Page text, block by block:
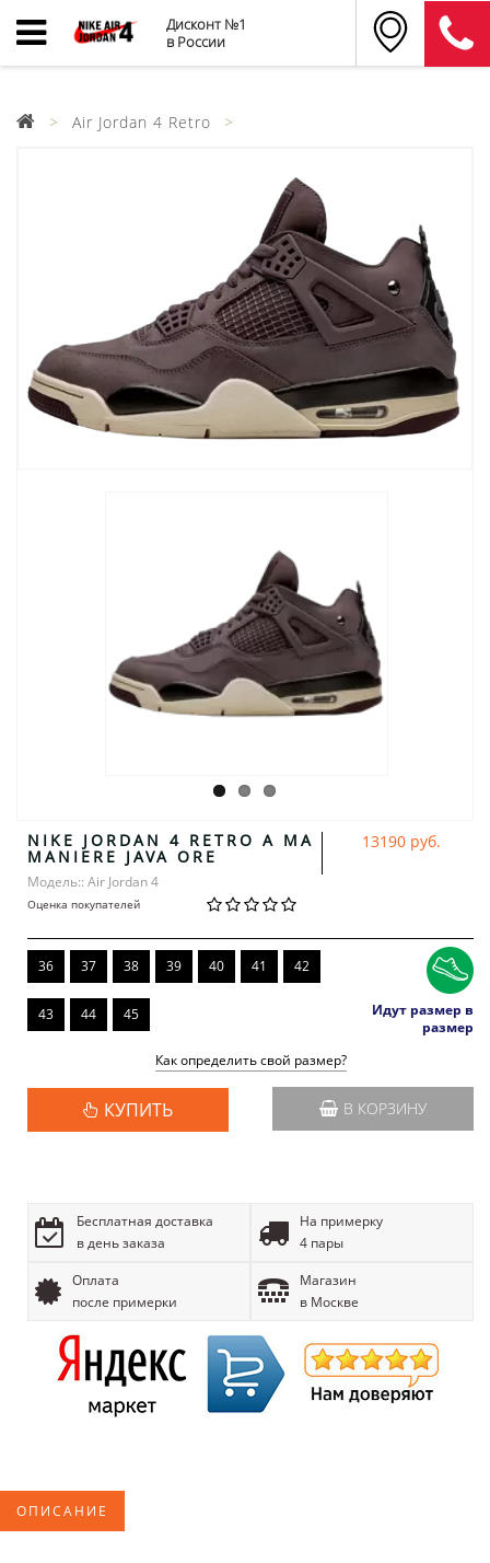
Дисконт №1
в России
Air Jordan 4 Retro
NIKE JORDAN 4 RETRO A MA
MANIERE JAVA ORE
Модель:: Air Jordan 4
Оценка покупателей
13190 руб.
36 37 38 39 40 41 42
43 44 45
Идут размер в
размер
Как определить свой размер?
КУПИТЬ В КОРЗИНУ
Бесплатная доставка
в день заказа
На примерку
4 пары
Оплата
после примерки
Магазин
в Москве
ОПИСАНИЕ